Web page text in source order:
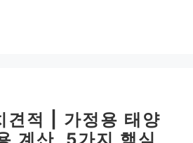
견적 | 가정용 태양